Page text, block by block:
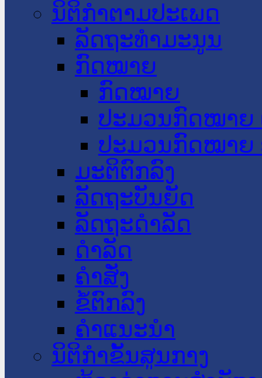
ນິຕິກຳຕາມປະເພດ
ລັດຖະທໍາມະນູນ
ກົດໝາຍ
ກົດໝາຍ
ປະມວນກົດໝາຍ
ປະມວນກົດໝາຍ
ມະຕິຕົກລົງ
ລັດຖະບັນຍັດ
ລັດຖະດໍາລັດ
ດໍາລັດ
ຄໍາສັ່ງ
ຂໍ້ຕົກລົງ
ຄໍາແນະນໍາ
ນິຕິກໍາຂັ້ນສູນກາງ